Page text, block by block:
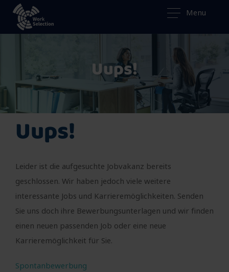
Menu
Uups!
Uups!
Leider ist die aufgesuchte Jobvakanz bereits
geschlossen. Wir haben jedoch viele weitere
interessante Jobs und Karrieremöglichkeiten. Senden
Sie uns doch ihre Bewerbungsunterlagen und wir finden
einen neuen passenden Job oder eine neue
Karrieremöglichkeit für Sie.
Spontanbewerbung